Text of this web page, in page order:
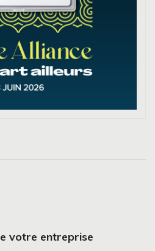
votre entreprise